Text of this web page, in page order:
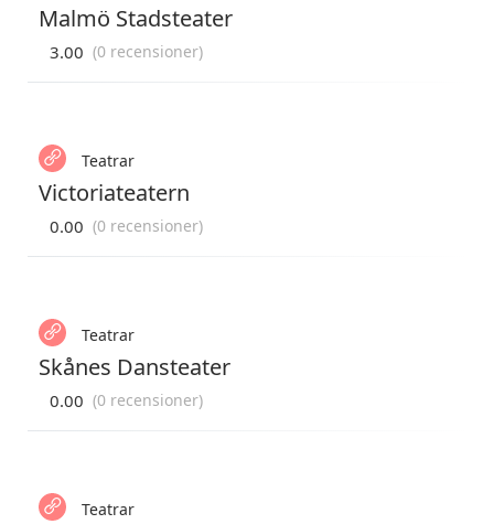
Malmö Stadsteater
3.00 (0 recensioner)
Teatrar
Victoriateatern
0.00 (0 recensioner)
Teatrar
Skånes Dansteater
0.00 (0 recensioner)
Teatrar